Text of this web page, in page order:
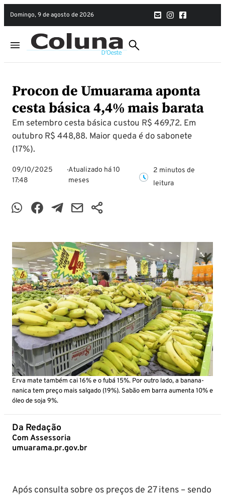
domingo, 9 de agosto de 2026
Procon de Umuarama aponta
cesta básica 4,4% mais barata
Em setembro cesta básica custou R$ 469,72. Em
outubro R$ 448,88. Maior queda é do sabonete
(17%).
09/10/2025
17:48
Atualizado há 10
meses
2 minutos de
leitura
Erva mate também cai 16% e o fubá 15%. Por outro lado, a banana-
nanica tem preço mais salgado (19%). Sabão em barra aumenta 10% e
óleo de soja 9%.
Da Redação
Com Assessoria
umuarama.pr.gov.br
Após consulta sobre os preços de 27 itens – sendo